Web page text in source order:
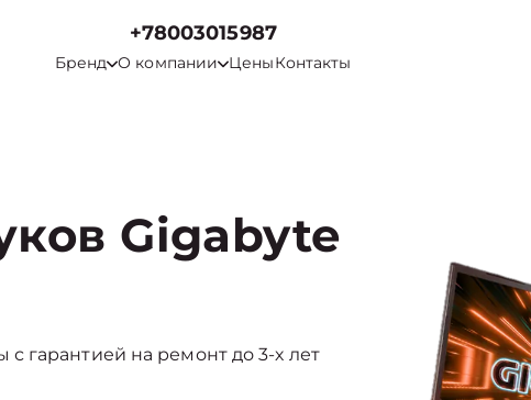
+78003015987
Бренд О компании ЦеныКонтакты
Gigabyte
гарантией на ремонт до 3-х лет